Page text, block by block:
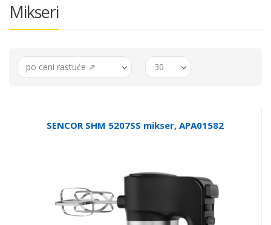
Mikseri
po ceni rastuće ↗ 30
SENCOR SHM 5207SS mikser, APA01582